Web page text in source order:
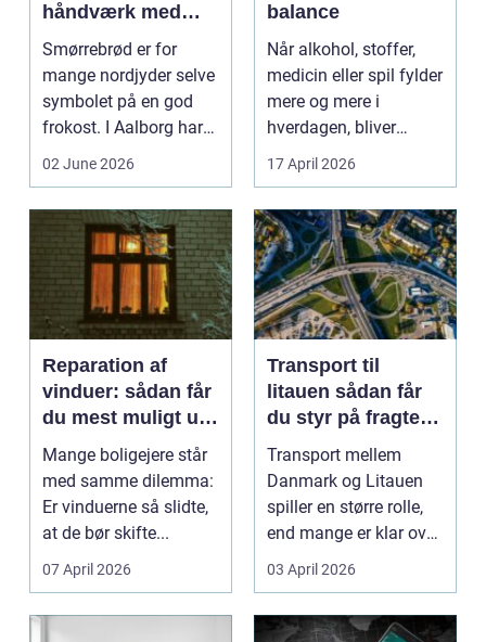
håndværk med
moderne twist
Smørrebrød er for
mange nordjyder selve
symbolet på en god
frokost. I Aalborg har
den klassiske spis...
02 June 2026
balance
Når alkohol, stoffer,
medicin eller spil fylder
mere og mere i
hverdagen, bliver
grænsen...
17 April 2026
Reparation af
vinduer: sådan får
du mest muligt ud
af dine gamle
vinduer
Mange boligejere står
med samme dilemma:
Er vinduerne så slidte,
at de bør skifte...
07 April 2026
Transport til
litauen sådan får
du styr på fragten
til baltikum
Transport mellem
Danmark og Litauen
spiller en større rolle,
end mange er klar over.
Litauen er et n...
03 April 2026